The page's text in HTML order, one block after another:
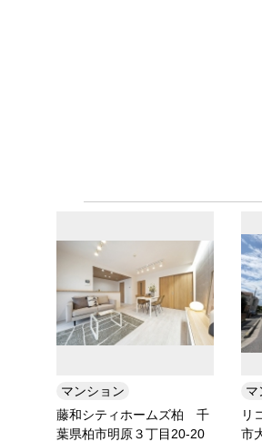
マンション
藤和シティホームズ柏 千
葉県柏市明原３丁目20-20
マ
リ
市